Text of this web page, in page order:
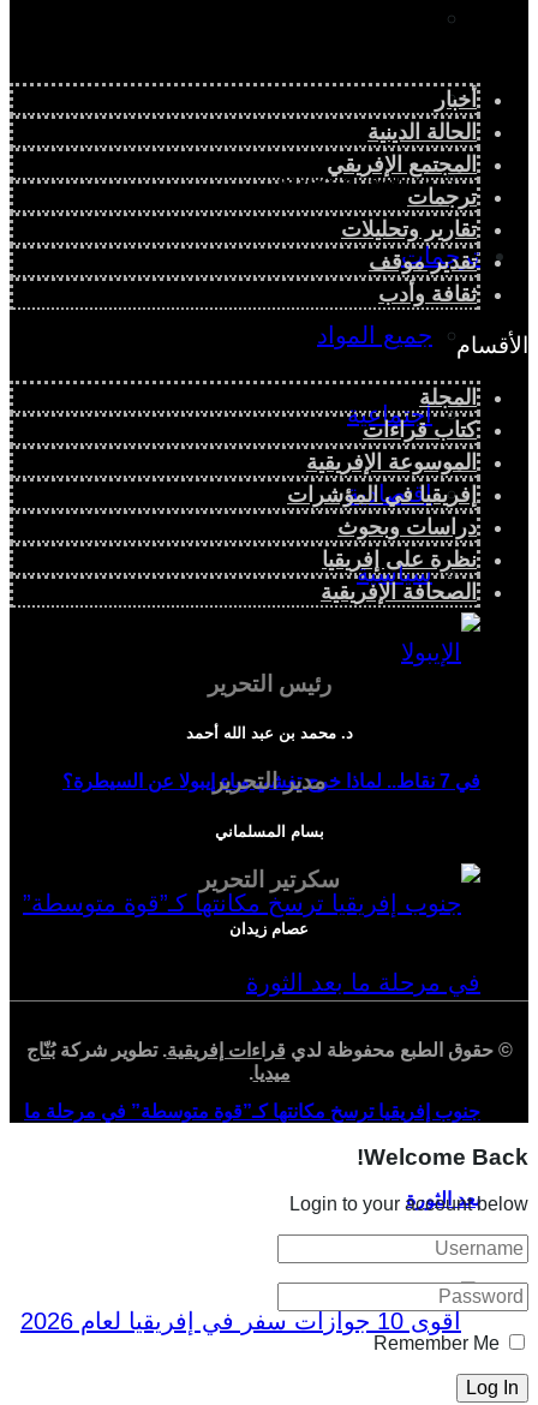
دراسة اقتصادية
ترجمات
جميع المواد
اجتماعية
اقتصادية
سياسية
في 7 نقاط.. لماذا خرج تفشي وباء إيبولا عن السيطرة؟
جنوب إفريقيا ترسخ مكانتها كـ”قوة متوسطة” في مرحلة ما
بعد الثورة
أخبار
الحالة الدينية
المجتمع الإفريقي
ترجمات
تقارير وتحليلات
تقدير موقف
ثقافة وأدب
الأقسام
المجلة
كتاب قراءات
الموسوعة الإفريقية
إفريقيا في المؤشرات
دراسات وبحوث
نظرة على إفريقيا
الصحافة الإفريقية
رئيس التحرير
د. محمد بن عبد الله أحمد
مدير التحرير
بسام المسلماني
سكرتير التحرير
عصام زيدان
© حقوق الطبع محفوظة لدي قراءات إفريقية. تطوير شركةبُنّاج
ميديا.
Welcome Back!
Login to your account below
Remember Me